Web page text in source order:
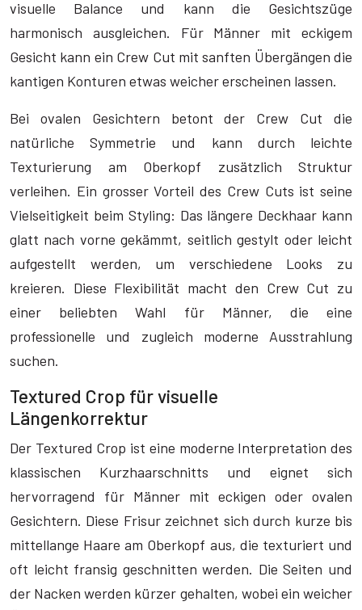
visuelle Balance und kann die Gesichtszüge
harmonisch ausgleichen. Für Männer mit eckigem
Gesicht kann ein Crew Cut mit sanften Übergängen die
kantigen Konturen etwas weicher erscheinen lassen.
Bei ovalen Gesichtern betont der Crew Cut die
natürliche Symmetrie und kann durch leichte
Texturierung am Oberkopf zusätzlich Struktur
verleihen. Ein grosser Vorteil des Crew Cuts ist seine
Vielseitigkeit beim Styling: Das längere Deckhaar kann
glatt nach vorne gekämmt, seitlich gestylt oder leicht
aufgestellt werden, um verschiedene Looks zu
kreieren. Diese Flexibilität macht den Crew Cut zu
einer beliebten Wahl für Männer, die eine
professionelle und zugleich moderne Ausstrahlung
suchen.
Textured Crop für visuelle
Längenkorrektur
Der Textured Crop ist eine moderne Interpretation des
klassischen Kurzhaarschnitts und eignet sich
hervorragend für Männer mit eckigen oder ovalen
Gesichtern. Diese Frisur zeichnet sich durch kurze bis
mittellange Haare am Oberkopf aus, die texturiert und
oft leicht fransig geschnitten werden. Die Seiten und
der Nacken werden kürzer gehalten, wobei ein weicher